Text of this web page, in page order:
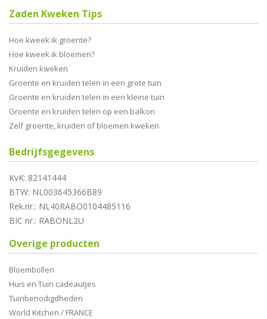
Zaden Kweken Tips
Hoe kweek ik groente?
Hoe kweek ik bloemen?
Kruiden kweken
Groente en kruiden telen in een grote tuin
Groente en kruiden telen in een kleine tuin
Groente en kruiden telen op een balkon
Zelf groente, kruiden of bloemen kweken
Bedrijfsgegevens
KvK: 82141444
BTW: NL003645366B89
Rek.nr.: NL40RABO0104485116
BIC nr.: RABONL2U
Overige producten
Bloembollen
Huis en Tuin cadeautjes
Tuinbenodigdheden
World Kitchen / FRANCE